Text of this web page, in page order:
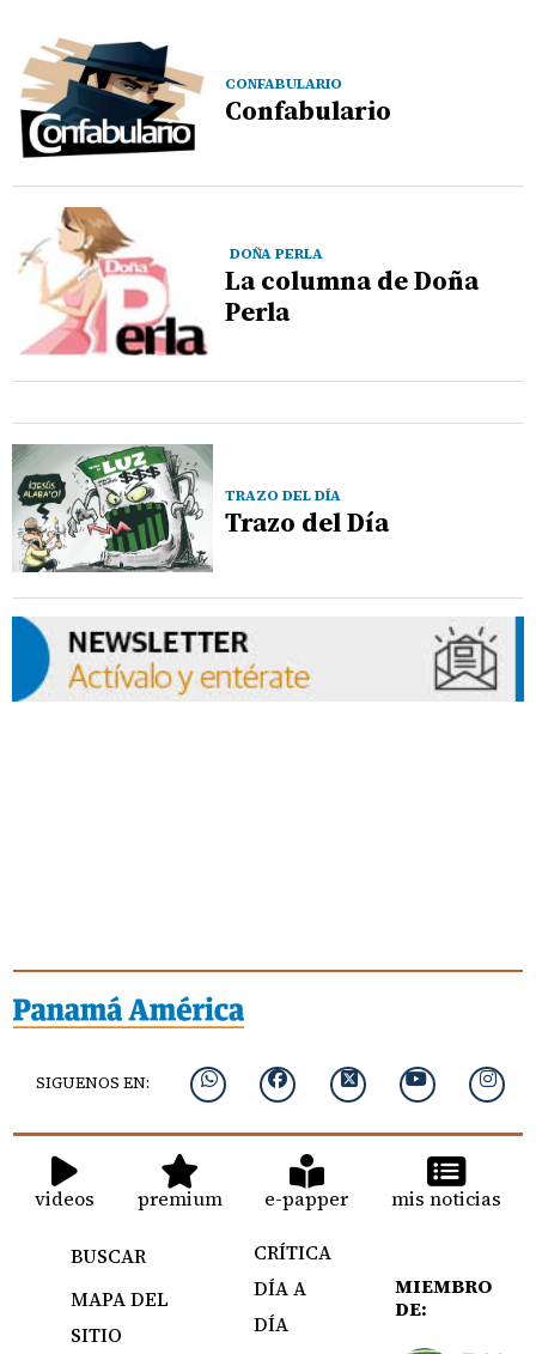
CONFABULARIO
Confabulario
DOÑA PERLA
La columna de Doña
Perla
TRAZO DEL DÍA
Trazo del Día
SIGUENOS EN:
videos premium e-papper mis noticias
BUSCAR
MAPA DEL
SITIO
CRÍTICA
DÍA A
DÍA
MIEMBRO
DE: